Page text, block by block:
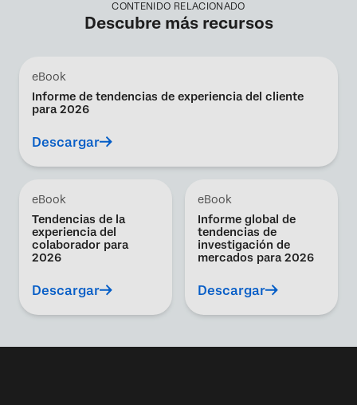
CONTENIDO RELACIONADO
Descubre más recursos
eBook
Informe de tendencias de experiencia del cliente
para 2026
Descargar
eBook
Tendencias de la
experiencia del
colaborador para
2026
Descargar
eBook
Informe global de
tendencias de
investigación de
mercados para 2026
Descargar